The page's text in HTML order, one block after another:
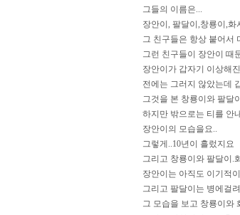
그들의 이름은...
장안이, 팔달이,창룡이,화
그 친구들은 항상 붙어서
그런 친구들이 장안이 때
장안이가 갑자기 이상해
전에는 그러지 않았는데
그것을 본 창룡이와 팔달
하지만 밖으로는 티를 안
장안이의 모습을요..
그렇게..10년이 흘렀지요
그리고 창룡이와 팔달이.
장안이는 아직도 이기적
그리고 팔달이는 병에걸
그 모습을 보고 창룡이와